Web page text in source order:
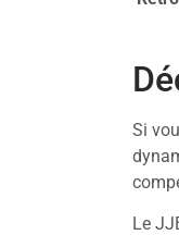
Si
Le